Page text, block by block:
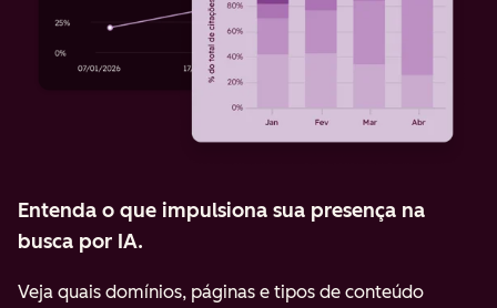
Entenda o que impulsiona sua presença na
busca por IA.
Veja quais domínios, páginas e tipos de conteúdo